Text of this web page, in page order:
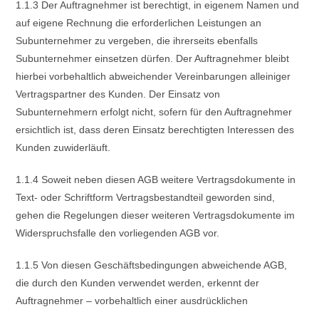
1.1.3 Der Auftragnehmer ist berechtigt, in eigenem Namen und
auf eigene Rechnung die erforderlichen Leistungen an
Subunternehmer zu vergeben, die ihrerseits ebenfalls
Subunternehmer einsetzen dürfen. Der Auftragnehmer bleibt
hierbei vorbehaltlich abweichender Vereinbarungen alleiniger
Vertragspartner des Kunden. Der Einsatz von
Subunternehmern erfolgt nicht, sofern für den Auftragnehmer
ersichtlich ist, dass deren Einsatz berechtigten Interessen des
Kunden zuwiderläuft.
1.1.4 Soweit neben diesen AGB weitere Vertragsdokumente in
Text- oder Schriftform Vertragsbestandteil geworden sind,
gehen die Regelungen dieser weiteren Vertragsdokumente im
Widerspruchsfalle den vorliegenden AGB vor.
1.1.5 Von diesen Geschäftsbedingungen abweichende AGB,
die durch den Kunden verwendet werden, erkennt der
Auftragnehmer – vorbehaltlich einer ausdrücklichen